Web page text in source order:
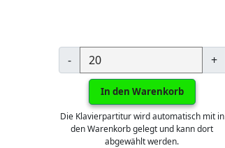
- +
In den Warenkorb
Die Klavierpartitur wird automatisch mit in
den Warenkorb gelegt und kann dort
abgewählt werden.